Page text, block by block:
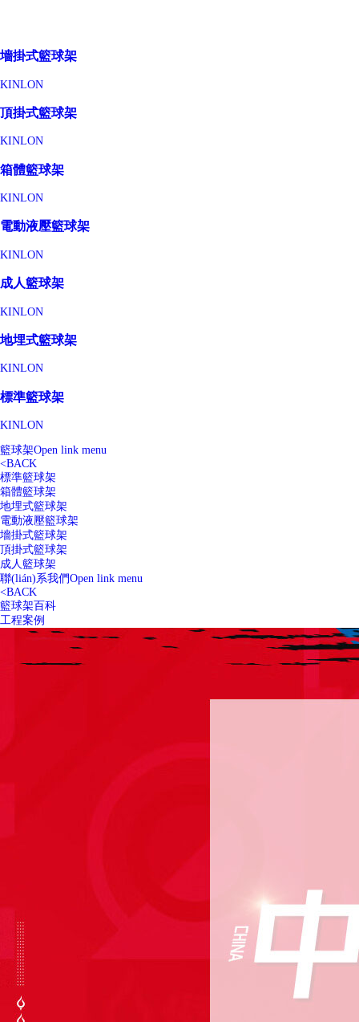
墻掛式籃球架
KINLON
頂掛式籃球架
KINLON
箱體籃球架
KINLON
電動液壓籃球架
KINLON
成人籃球架
KINLON
地埋式籃球架
KINLON
標準籃球架
KINLON
籃球架Open link menu
<BACK
標準籃球架
箱體籃球架
地埋式籃球架
電動液壓籃球架
墻掛式籃球架
頂掛式籃球架
成人籃球架
聯(lián)系我們Open link menu
<BACK
籃球架百科
工程案例